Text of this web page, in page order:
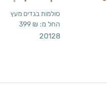
סולמות בגדים מעץ
החל מ: 399 ₪
20128